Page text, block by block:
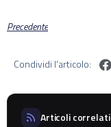
Precedente
Condividi l'articolo:
Articoli correlati